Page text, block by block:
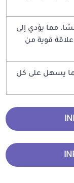
مما يؤدي إلى
قوية من
مما يسهل على كل